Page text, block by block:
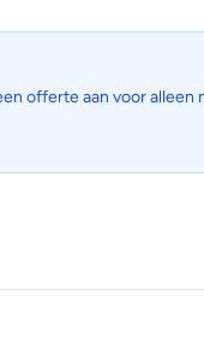
offerte aan voor alleen